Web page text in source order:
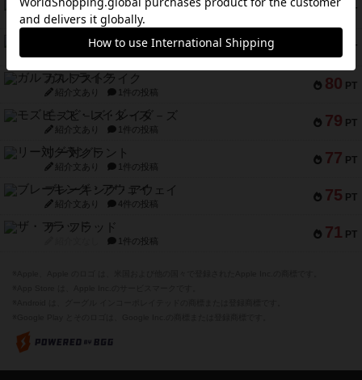
94 PT
ファースト・イン・フライト
紹介文あり 3件の投稿
PT
ダイススローン
80 PT
ガルフストライク
紹介文あり 1件の投稿
79 PT
モズビ－ズ・レイダ－ズ
紹介文あり 1件の投稿
77 PT
リー対グラント
紹介文あり 1件の投稿
75 PT
ブレーキング・アウェイ
紹介文あり 4件の投稿
71 PT
ザ・フラッド
1件の投稿